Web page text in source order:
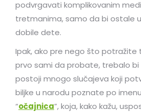
podvrgavati komplikovanim
tretmanima, samo da bi ostale
dobile dete.
Ipak, ako pre nego što potražite
prvo sami da probate, trebalo
postoji mnogo slučajeva koji
biljke u narodu poznate po
“očajnica”, koja, kako kažu,